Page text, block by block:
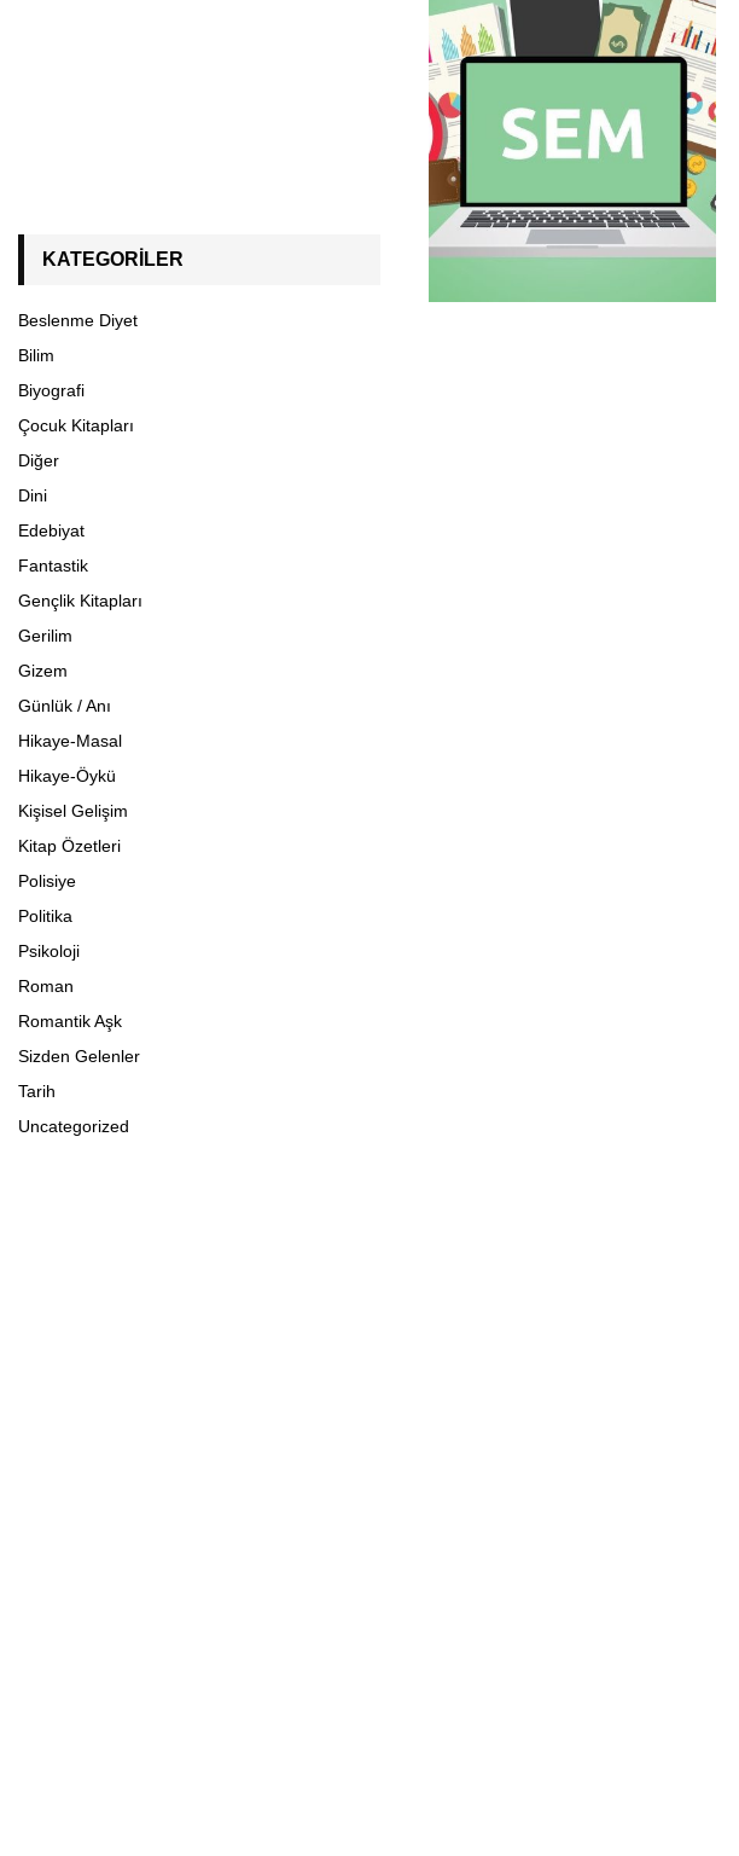
KATEGORILER
Beslenme Diyet
Bilim
Biyografi
Çocuk Kitapları
Diğer
Dini
Edebiyat
Fantastik
Gençlik Kitapları
Gerilim
Gizem
Günlük / Anı
Hikaye-Masal
Hikaye-Öykü
Kişisel Gelişim
Kitap Özetleri
Polisiye
Politika
Psikoloji
Roman
Romantik Aşk
Sizden Gelenler
Tarih
Uncategorized